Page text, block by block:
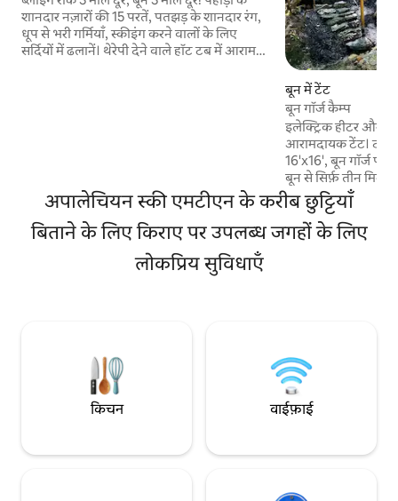
शानदार नज़ारों की 15 परतें, पतझड़ के शानदार रंग,
धूप से भरी गर्मियाँ, स्कीइंग करने वालों के लिए
सर्दियों में ढलानें। थेरेपी देने वाले हॉट टब में आराम
बून में टेंट
बून गॉर्ज कैम्प
इलेक्ट्रिक हीटर और
आरामदायक टेंट। दो
16'x16', बून गॉर्ज
बून से सिर्फ़ तीन
दूर। ऐप स्की माउंटेन,
जगहों से कुछ ही मिनट
ही पोर्ट-ए-जॉन है।
गर्म पानी के बेसिन
अपालेचियन स्की एमटीएन के करीब छुट्टियाँ
बिताने के लिए किराए पर उपलब्ध जगहों के लिए
लोकप्रिय सुविधाएँ
किचन वाईफ़ाई